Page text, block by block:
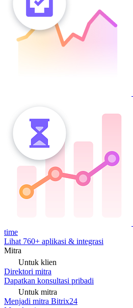
time
Lihat 760+ aplikasi & integrasi
Mitra
Untuk klien
Direktori mitra
Dapatkan konsultasi pribadi
Untuk mitra
Menjadi mitra Bitrix24